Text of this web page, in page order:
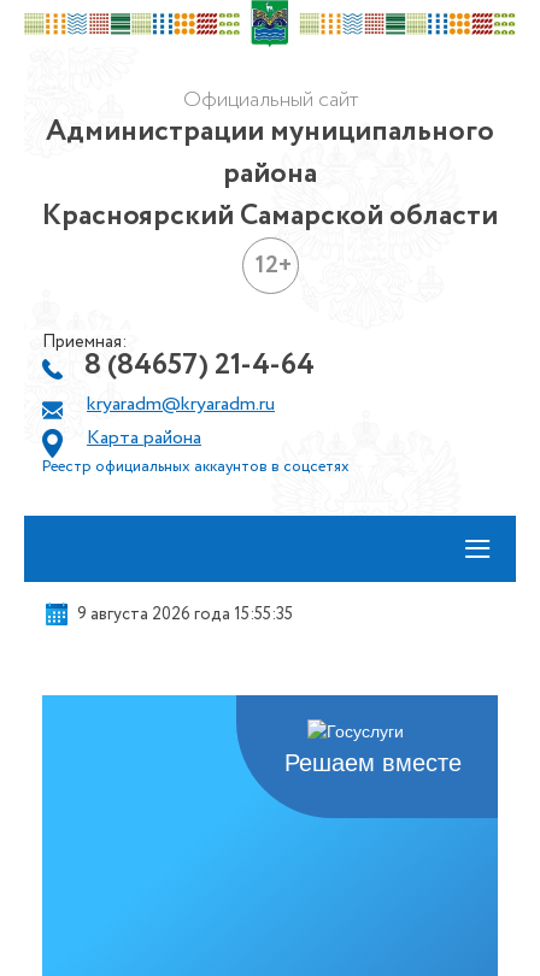
Официальный сайт
Администрации муниципального
района
Красноярский Самарской области
12+
Приемная:
8 (84657) 21-4-64
kryaradm@kryaradm.ru
Карта района
Реестр официальных аккаунтов в соцсетях
≡
9 августа 2026 года 15:55:36
Решаем вместе